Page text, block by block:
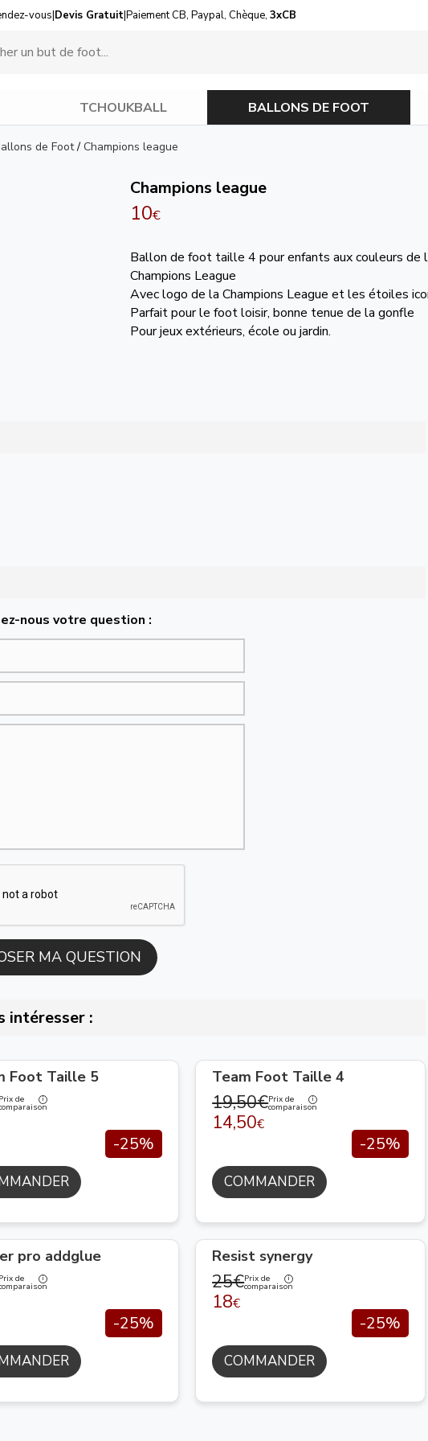
vous|Devis Gratuit|Paiement CB, Paypal, Chèque, 3xCB
TCHOUKBALL BALLONS DE FOOT
de Foot/ Champions league
Champions league
10€
Ballon de foot taille 4 pour enfants aux couleurs de
Champions League
Avec logo de la Champions League et les étoiles
Parfait pour le foot loisir, bonne tenue de la gonfle
Pour jeux extérieurs, école ou jardin.
nous votre question :
intéresser :
Foot Taille 5
de
-25%
Team Foot Taille 4
19,50€Prix de
comparaison
14,50€
-25%
COMMANDER
pro addglue
de
-25%
Resist synergy
25€Prix de
comparaison
18€
-25%
COMMANDER